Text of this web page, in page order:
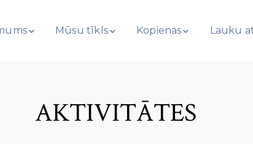
Mūsu tīkls Kopienas Lauku
AKTIVITĀTES